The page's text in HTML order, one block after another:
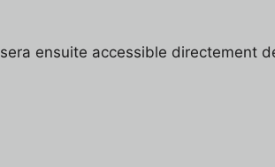
sera ensuite accessible directement